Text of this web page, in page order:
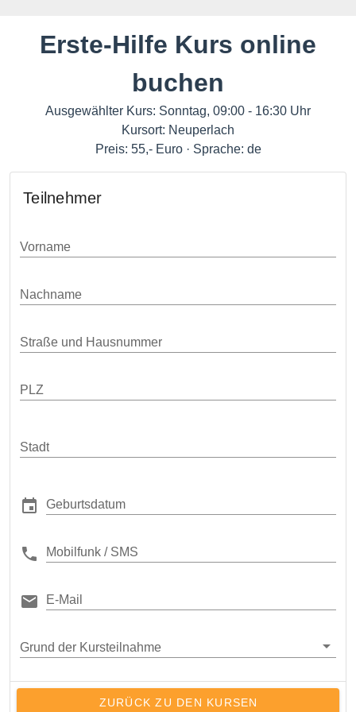
Erste-Hilfe Kurs online
buchen
Ausgewählter Kurs: Sonntag, 09:00 - 16:30 Uhr
Kursort: Neuperlach
Preis: 55,- Euro · Sprache: de
Teilnehmer
Vorname
Nachname
Straße und Hausnummer
PLZ
Stadt
Geburtsdatum
Mobilfunk / SMS
E-Mail
Grund der Kursteilnahme
ZURÜCK ZU DEN KURSEN